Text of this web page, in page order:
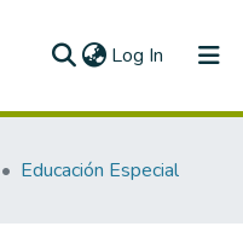
Log In (current)
Educación Especial